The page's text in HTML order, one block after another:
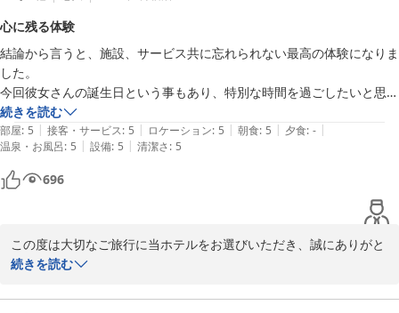
始）
2026-06-01
ます。
お子様にも楽しいひとときをお過ごしいただけたとのこと、何より
でございます。
すでにご利用いただいたかもしれませんが、プールにはお子様用の
滑り台もあり、“飽きのこない”こだわった空間をご提供させていた
だいております。
また、館内の清潔感やスタッフの対応につきましても温かいお言葉
を頂戴し、心より感謝申し上げます。
アメニティやご朝食につきましてもご満足いただけたようで安心い
たしました。
特に朝食は、一日の始まりを豊かに彩る時間となりますよう、メニ
心に残る体験
結論から言うと、施設、サービス共に忘れられない最高の体験になりま
した。
今回彼女さんの誕生日という事もあり、特別な時間を過ごしたいと思い
予約しましたが、個人的なタイミングも重なり、この機会にサプライズ
でプロポーズをすることにしました。
そこでホテル側に確認や協力をお願いした所、対応、提案全てが丁寧
で、私の緊張や不安も解けていきました。そして当日の直接の対応もと
ても素敵で協力的でした。
また、ホテル全体は清潔感があり、設備も整っていて充実したホテルス
テイになりました。朝食の種類も豊富で、量もちょうどよく、色々な味
を満足いくまで食べられました♪
繰り返すようですが、従業員全員の丁寧な対応に感動しました。
続きを読む
部屋: 5 | 接客・サービス: 5 | ロケーション: 5 | 朝食: 5 | 夕食: - |
温泉・お風呂: 5 | 設備: 5 | 清潔さ: 5
696
この度は大切なご旅行に当ホテルをお選びいただき、誠にありがと
うございました。
また、お誕生日という特別なご滞在に加え、人生の大切な節目とな
続きを読む